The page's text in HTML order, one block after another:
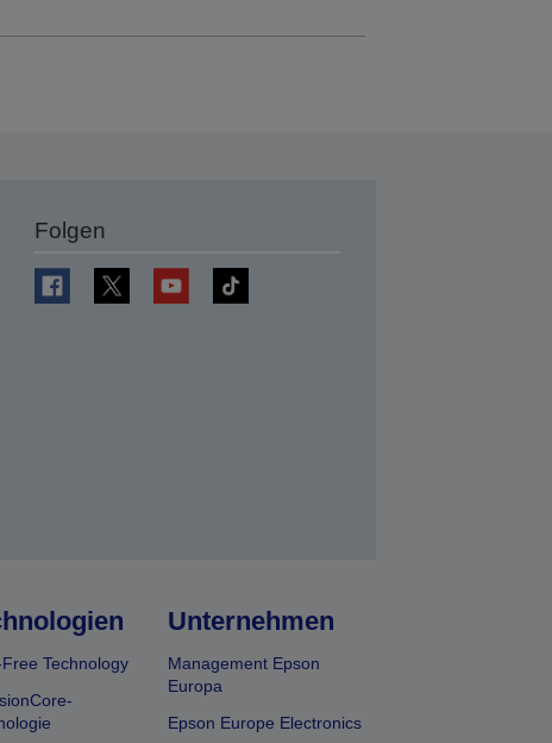
Folgen
Technology
Unternehmen
Management Epson
Europa
Epson Europe Electronics